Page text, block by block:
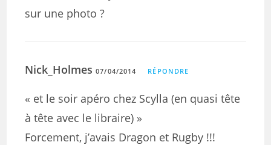
sur une photo ?
Nick_Holmes07/04/2014 RÉPONDRE
« et le soir apéro chez Scylla (en quasi tête
à tête avec le libraire) »
Forcement, j’avais Dragon et Rugby !!!